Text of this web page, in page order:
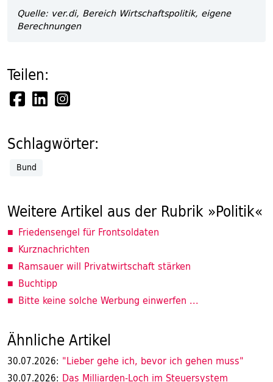
Quelle: ver.di, Bereich Wirtschaftspolitik, eigene
Berechnungen
Teilen:
Schlagwörter:
Bund
Weitere Artikel aus der Rubrik »Politik«
Friedensengel für Frontsoldaten
Kurznachrichten
Ramsauer will Privatwirtschaft stärken
Buchtipp
Bitte keine solche Werbung einwerfen ...
Ähnliche Artikel
30.07.2026: "Lieber gehe ich, bevor ich gehen muss"
30.07.2026: Das Milliarden-Loch im Steuersystem